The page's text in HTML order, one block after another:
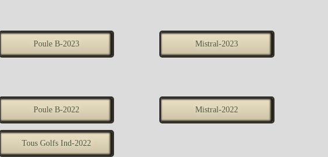
Poule B-2023 Mistral-2023
Poule B-2022 Mistral-2022
Tous Golfs Ind-2022